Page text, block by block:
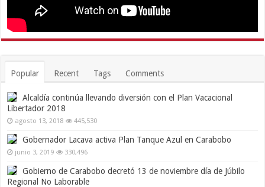
Popular Recent Tags Comments
Alcaldía continúa llevando diversión con el Plan Vacacional
Libertador 2018
agosto 13, 2018 445,530
Gobernador Lacava activa Plan Tanque Azul en Carabobo
junio 3, 2019 330,496
Gobierno de Carabobo decretó 13 de noviembre día de Júbilo
Regional No Laborable